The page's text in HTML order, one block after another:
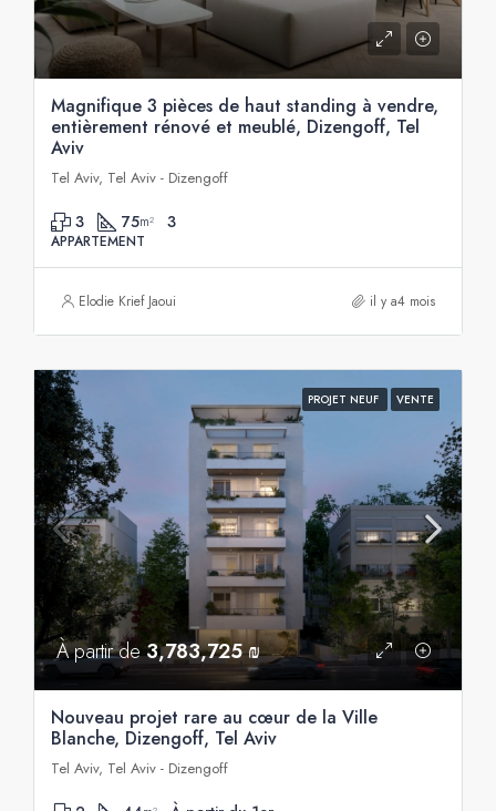
Magnifique 3 pièces de haut standing à vendre,
entièrement rénové et meublé, Dizengoff, Tel
Aviv
Tel Aviv, Tel Aviv - Dizengoff
3 75m² 3
APPARTEMENT
Elodie Krief Jaoui il y a4 mois
PROJET NEUF VENTE
À partir de3,783,725 ₪
Nouveau projet rare au cœur de la Ville
Blanche, Dizengoff, Tel Aviv
Tel Aviv, Tel Aviv - Dizengoff